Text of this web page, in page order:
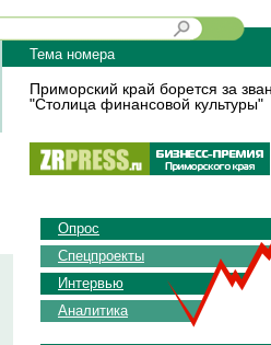
Тема номера
Приморский край борется за
"Столица финансовой культуры"
Опрос
Спецпроекты
Интервью
Аналитика